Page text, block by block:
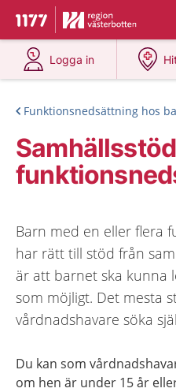
Till startsidan för 1177
Du har valt region
Logga in
på 1177.se
Funktionsnedsättning hos
Barn med en eller flera
har rätt till stöd från
är att barnet ska kunna
som möjligt. Det mesta
vårdnadshavare söka
Du kan som
om hen är under 15 år